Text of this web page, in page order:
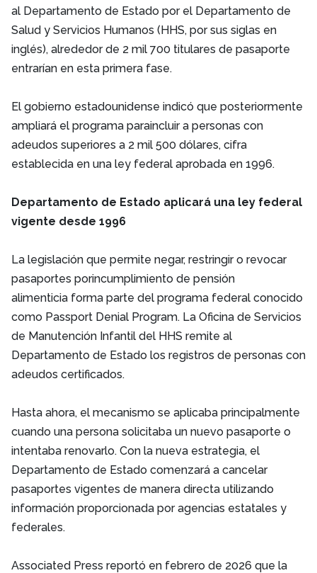
al Departamento de Estado por el Departamento de
Salud y Servicios Humanos (HHS, por sus siglas en
inglés), alrededor de 2 mil 700 titulares de pasaporte
entrarían en esta primera fase.
El gobierno estadounidense indicó que posteriormente
ampliará el programa paraincluir a personas con
adeudos superiores a 2 mil 500 dólares, cifra
establecida en una ley federal aprobada en 1996.
Departamento de Estado aplicará una ley federal
vigente desde 1996
La legislación que permite negar, restringir o revocar
pasaportes porincumplimiento de pensión
alimenticia forma parte del programa federal conocido
como Passport Denial Program. La Oficina de Servicios
de Manutención Infantil del HHS remite al
Departamento de Estado los registros de personas con
adeudos certificados.
Hasta ahora, el mecanismo se aplicaba principalmente
cuando una persona solicitaba un nuevo pasaporte o
intentaba renovarlo. Con la nueva estrategia, el
Departamento de Estado comenzará a cancelar
pasaportes vigentes de manera directa utilizando
información proporcionada por agencias estatales y
federales.
Associated Press reportó en febrero de 2026 que la